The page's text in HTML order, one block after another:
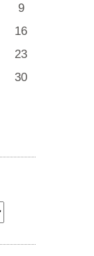
9
16
23
30